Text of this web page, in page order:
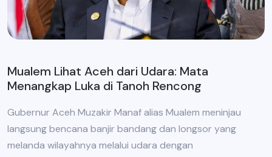
Mualem Lihat Aceh dari Udara: Mata
Menangkap Luka di Tanoh Rencong
Gubernur Aceh Muzakir Manaf alias Mualem meninjau
langsung bencana banjir bandang dan longsor yang
melanda wilayahnya melalui udara dengan